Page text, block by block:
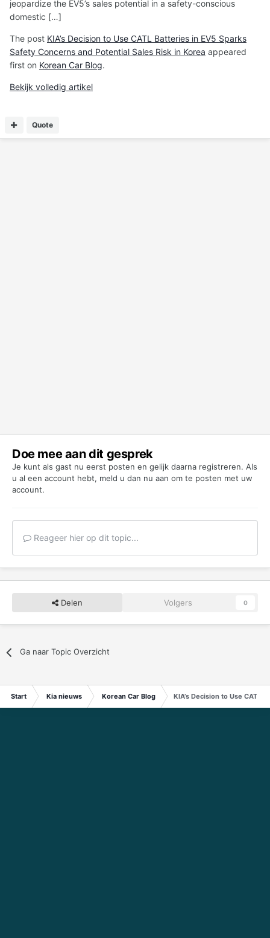
jeopardize the EV5’s sales potential in a safety-conscious
domestic […]
The post KIA’s Decision to Use CATL Batteries in EV5 Sparks
Safety Concerns and Potential Sales Risk in Korea appeared
first on Korean Car Blog.
Bekijk volledig artikel
Quote
Doe mee aan dit gesprek
Je kunt als gast nu eerst posten en gelijk daarna registreren. Als
u al een account hebt, meld u dan nu aan om te posten met uw
account.
Reageer hier op dit topic...
Delen Volgers 0
Ga naar Topic Overzicht
Start Kia nieuws Korean Car Blog KIA’s Decision to Use CATL